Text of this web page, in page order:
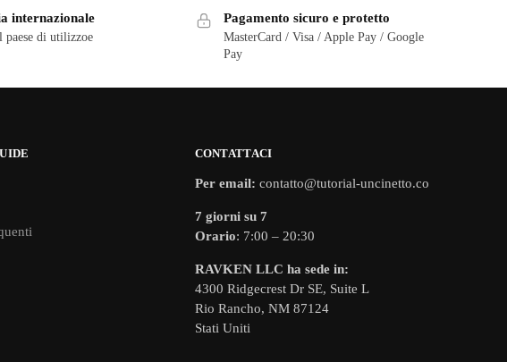
internazionale
paese di utilizzoe
Pagamento sicuro e protetto
MasterCard / Visa / Apple Pay / Google
Pay
CONTATTACI
Per email: contatto@tutorial-uncinetto.co
7 giorni su 7
Orario: 7:00 – 20:30
RAVKEN LLC ha sede in:
4300 Ridgecrest Dr SE, Suite L
Rio Rancho, NM 87124
Stati Uniti